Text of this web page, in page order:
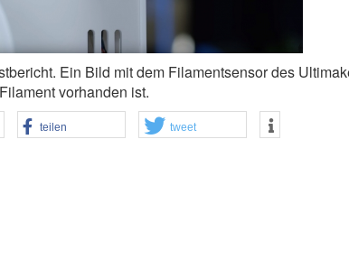
Ein Bild mit dem Filamentsensor des
vorhanden ist.
teilen tweet